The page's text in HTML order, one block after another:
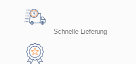
Schnelle Lieferung